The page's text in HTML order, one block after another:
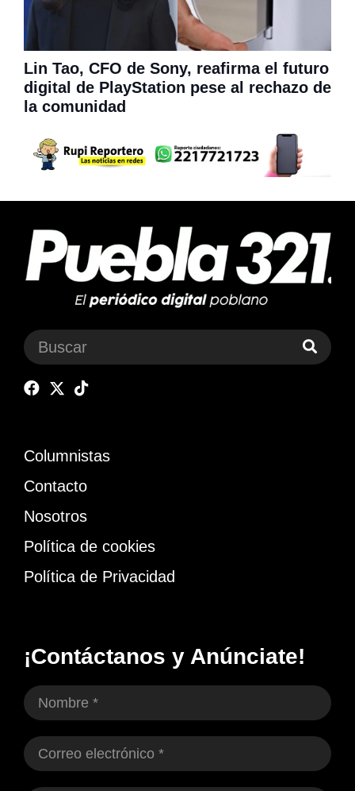
Lin Tao, CFO de Sony, reafirma el futuro
digital de PlayStation pese al rechazo de
la comunidad
Columnistas
Contacto
Nosotros
Política de cookies
Política de Privacidad
¡Contáctanos y Anúnciate!